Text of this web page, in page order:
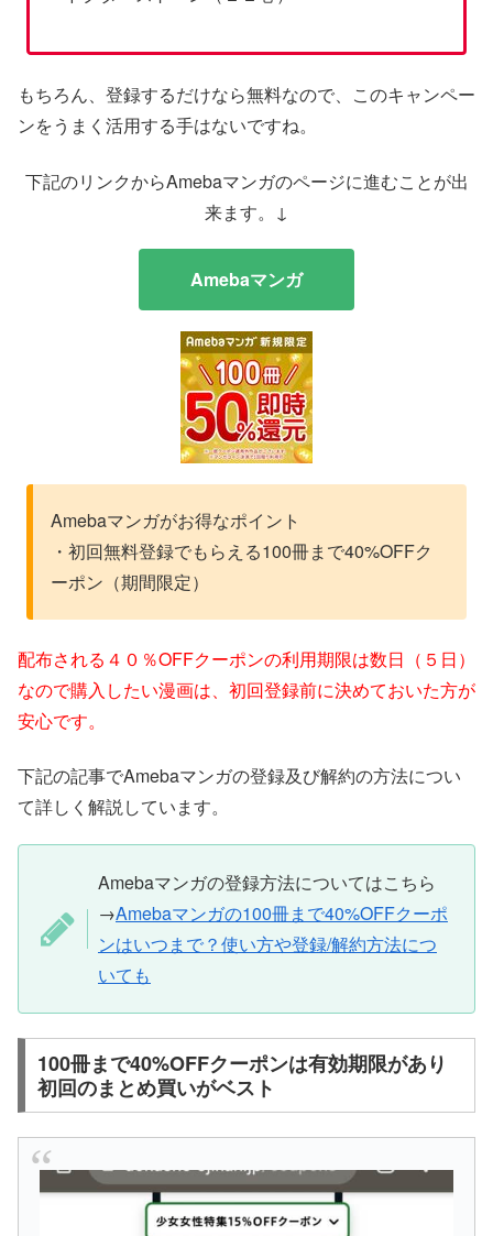
もちろん、登録するだけなら無料なので、このキャンペー
ンをうまく活用する手はないですね。
下記のリンクからAmebaマンガのページに進むことが出
来ます。↓
Amebaマンガ
Amebaマンガがお得なポイント
・初回無料登録でもらえる100冊まで40%OFFク
ーポン（期間限定）
配布される４０％OFFクーポンの利用期限は数日（５日）
なので購入したい漫画は、初回登録前に決めておいた方が
安心です。
下記の記事でAmebaマンガの登録及び解約の方法につい
て詳しく解説しています。
Amebaマンガの登録方法についてはこちら
→Amebaマンガの100冊まで40%OFFクーポ
ンはいつまで？使い方や登録/解約方法につ
いても
100冊まで40%OFFクーポンは有効期限があり
初回のまとめ買いがベスト